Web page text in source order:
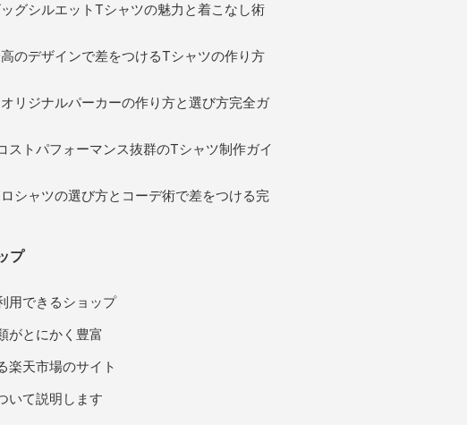
グシルエットTシャツの魅力と着こなし術
のデザインで差をつけるTシャツの作り方
リジナルパーカーの作り方と選び方完全ガ
ストパフォーマンス抜群のTシャツ制作ガイ
シャツの選び方とコーデ術で差をつける完
プ
用できるショップ
がとにかく豊富
楽天市場のサイト
いて説明します